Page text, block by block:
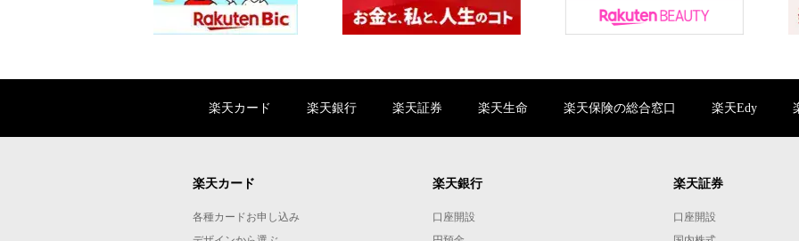
楽天カード 楽天銀行 楽天証券 楽天生命 楽天保険の総合窓口 楽天Edy
楽天カード
各種カードお申し込み
楽天銀行
口座開設
楽天証券
口座開設